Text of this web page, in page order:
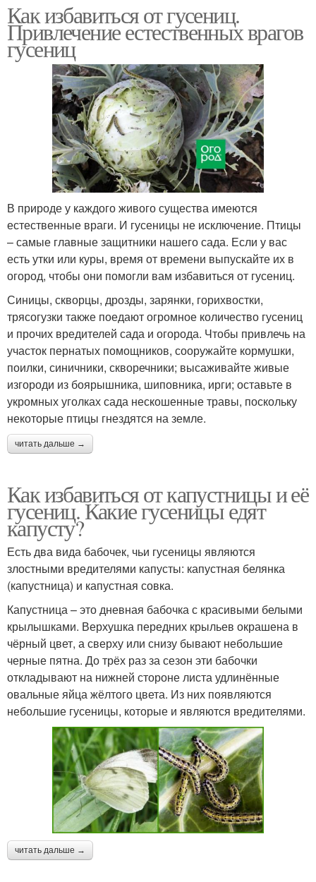
Как избавиться от гусениц.
Привлечение естественных врагов
гусениц
В природе у каждого живого существа имеются
естественные враги. И гусеницы не исключение. Птицы
– самые главные защитники нашего сада. Если у вас
есть утки или куры, время от времени выпускайте их в
огород, чтобы они помогли вам избавиться от гусениц.
Синицы, скворцы, дрозды, зарянки, горихвостки,
трясогузки также поедают огромное количество гусениц
и прочих вредителей сада и огорода. Чтобы привлечь на
участок пернатых помощников, сооружайте кормушки,
поилки, синичники, скворечники; высаживайте живые
изгороди из боярышника, шиповника, ирги; оставьте в
укромных уголках сада нескошенные травы, поскольку
некоторые птицы гнездятся на земле.
читать дальше →
Как избавиться от капустницы и её
гусениц. Какие гусеницы едят
капусту?
Есть два вида бабочек, чьи гусеницы являются
злостными вредителями капусты: капустная белянка
(капустница) и капустная совка.
Капустница – это дневная бабочка с красивыми белыми
крылышками. Верхушка передних крыльев окрашена в
чёрный цвет, а сверху или снизу бывают небольшие
черные пятна. До трёх раз за сезон эти бабочки
откладывают на нижней стороне листа удлинённые
овальные яйца жёлтого цвета. Из них появляются
небольшие гусеницы, которые и являются вредителями.
читать дальше →